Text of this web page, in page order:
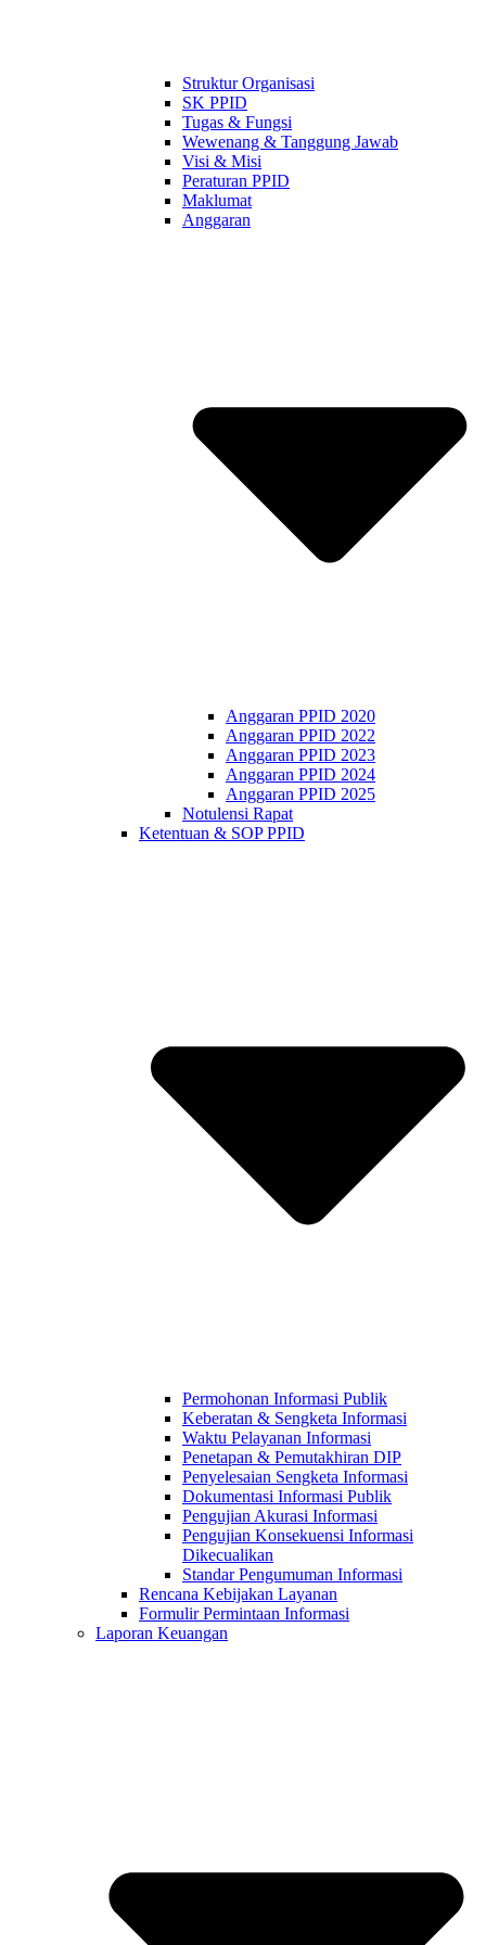
Struktur Organisasi
SK PPID
Tugas & Fungsi
Wewenang & Tanggung Jawab
Visi & Misi
Peraturan PPID
Maklumat
Anggaran
Anggaran PPID 2020
Anggaran PPID 2022
Anggaran PPID 2023
Anggaran PPID 2024
Anggaran PPID 2025
Notulensi Rapat
Ketentuan & SOP PPID
Permohonan Informasi Publik
Keberatan & Sengketa Informasi
Waktu Pelayanan Informasi
Penetapan & Pemutakhiran DIP
Penyelesaian Sengketa Informasi
Dokumentasi Informasi Publik
Pengujian Akurasi Informasi
Pengujian Konsekuensi Informasi
Dikecualikan
Standar Pengumuman Informasi
Rencana Kebijakan Layanan
Formulir Permintaan Informasi
Laporan Keuangan